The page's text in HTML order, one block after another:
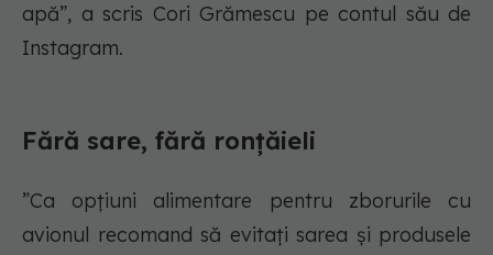
apă”, a scris Cori Grămescu pe contul său de
Instagram.
Fără sare, fără ronțăieli
”Ca opțiuni alimentare pentru zborurile cu
avionul recomand să evitați sarea și produsele